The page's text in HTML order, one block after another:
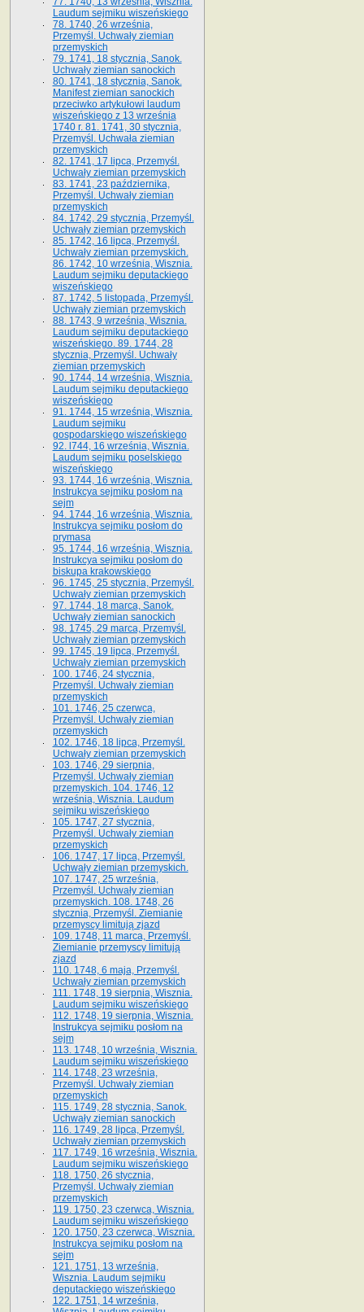
Laudum sejmiku wiszeńskiego
78. 1740, 26 września,
Przemyśl. Uchwały ziemian
przemyskich
79. 1741, 18 stycznia, Sanok.
Uchwały ziemian sanockich
80. 1741, 18 stycznia, Sanok.
Manifest ziemian sanockich
przeciwko artykułowi laudum
wiszeńskiego z 13 wrze­śnia
1740 r. 81. 1741, 30 stycznia,
Przemyśl. Uchwała ziemian
przemyskich
82. 1741, 17 lipca, Przemyśl.
Uchwały ziemian przemyskich
83. 1741, 23 października,
Przemyśl. Uchwały ziemian
przemyskich
84. 1742, 29 stycznia, Przemyśl.
Uchwały ziemian przemyskich
85. 1742, 16 lipca, Przemyśl.
Uchwały ziemian przemyskich.
86. 1742, 10 września, Wisznia.
Laudum sejmiku deputackiego
wiszeńskiego
87. 1742, 5 listopada, Przemyśl.
Uchwały ziemian przemyskich
88. 1743, 9 września, Wisznia.
Laudum sejmiku deputackiego
wiszeńskiego. 89. 1744, 28
stycznia, Przemyśl. Uchwały
ziemian przemyskich
90. 1744, 14 września, Wisznia.
Laudum sejmiku deputackiego
wiszeńskiego
91. 1744, 15 września, Wisznia.
Laudum sejmiku
gospodarskiego wiszeńskiego
92. l744, 16 września, Wisznia.
Laudum sejmiku poselskiego
wiszeńskiego
93. 1744, 16 września, Wisznia.
Instrukcya sejmiku posłom na
sejm
94. 1744, 16 września, Wisznia.
Instrukcya sejmiku posłom do
prymasa
95. 1744, 16 września, Wisznia.
Instrukcya sejmiku posłom do
biskupa krakowskiego
96. 1745, 25 stycznia, Przemyśl.
Uchwały ziemian przemyskich
97. 1744, 18 marca, Sanok.
Uchwały ziemian sanockich
98. 1745, 29 marca, Przemyśl.
Uchwały ziemian przemyskich
99. 1745, 19 lipca, Przemyśl.
Uchwały ziemian przemyskich
100. 1746, 24 stycznia,
Przemyśl. Uchwały ziemian
przemyskich
101. 1746, 25 czerwca,
Przemyśl. Uchwały ziemian
przemyskich
102. 1746, 18 lipca, Przemyśl.
Uchwały ziemian przemyskich
103. 1746, 29 sierpnia,
Przemyśl. Uchwały ziemian
przemyskich. 104. 1746, 12
września, Wisznia. Laudum
sejmiku wiszeńskiego
105. 1747, 27 stycznia,
Przemyśl. Uchwały ziemian
przemyskich
106. 1747, 17 lipca, Przemyśl.
Uchwały ziemian przemyskich.
107. 1747, 25 września,
Przemyśl. Uchwały ziemian
przemyskich. 108. 1748, 26
stycznia, Przemyśl. Ziemianie
przemyscy limitują zjazd
109. 1748, 11 marca, Przemyśl.
Ziemianie przemyscy limitują
zjazd
110. 1748, 6 maja, Przemyśl.
Uchwały ziemian przemyskich
111. 1748, 19 sierpnia, Wisznia.
Laudum sejmiku wiszeńskiego
112. 1748, 19 sierpnia, Wisznia.
Instrukcya sejmiku posłom na
sejm
113. 1748, 10 września, Wisznia.
Laudum sejmiku wiszeńskiego
114. 1748, 23 września,
Przemyśl. Uchwały ziemian
przemyskich
115. 1749, 28 stycznia, Sanok.
Uchwały ziemian sanockich
116. 1749, 28 lipca, Przemyśl.
Uchwały ziemian przemyskich
117. 1749, 16 września, Wisznia.
Laudum sejmiku wiszeńskiego
118. 1750, 26 stycznia,
Przemyśl. Uchwały ziemian
przemyskich
119. 1750, 23 czerwca, Wisznia.
Laudum sejmiku wiszeńskiego
120. 1750, 23 czerwca, Wisznia.
Instrukcya sejmiku posłom na
sejm
121. 1751, 13 września,
Wisznia. Laudum sejmiku
deputackiego wiszeńskiego
122. 1751, 14 września,